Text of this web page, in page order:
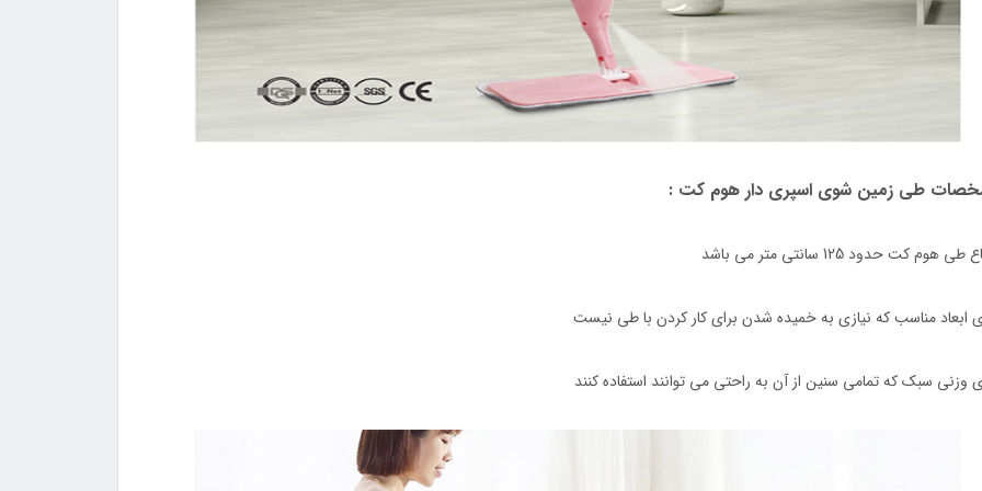
طی زمین شوی اسپری دار هوم کت :
طی هوم کت حدود 125 سانتی متر می باشد
ابعاد مناسب که نیازی به خمیده شدن برای کار کردن با طی نیست
وزنی سبک که تمامی سنین از آن به راحتی می توانند استفاده کنند